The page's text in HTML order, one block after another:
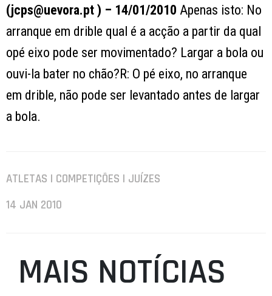
(jcps@uevora.pt ) – 14/01/2010 Apenas isto: No
arranque em drible qual é a acção a partir da qual
opé eixo pode ser movimentado? Largar a bola ou
ouvi-la bater no chão?R: O pé eixo, no arranque
em drible, não pode ser levantado antes de largar
a bola.
ATLETAS | COMPETIÇÕES | JUÍZES
14 JAN 2010
MAIS NOTÍCIAS